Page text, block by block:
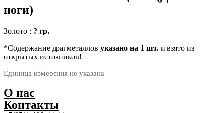
ноги)
Золото : ? гр.
*Содержание драгметаллов указано на 1 шт. и взято из
открытых источников!
Единица измерения не указана
О нас
Контакты